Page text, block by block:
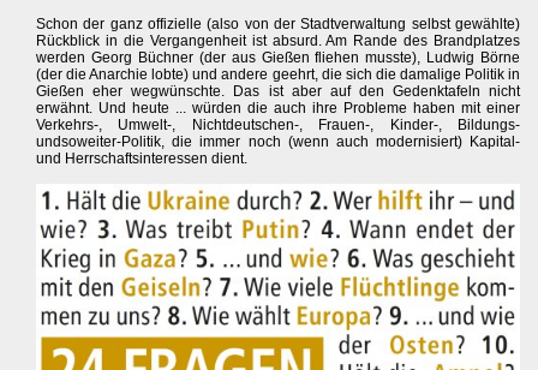
Schon der ganz offizielle (also von der Stadtverwaltung selbst gewählte)
Rückblick in die Vergangenheit ist absurd. Am Rande des Brandplatzes
werden Georg Büchner (der aus Gießen fliehen musste), Ludwig Börne
(der die Anarchie lobte) und andere geehrt, die sich die damalige Politik in
Gießen eher wegwünschte. Das ist aber auf den Gedenktafeln nicht
erwähnt. Und heute ... würden die auch ihre Probleme haben mit einer
Verkehrs-, Umwelt-, Nichtdeutschen-, Frauen-, Kinder-, Bildungs-
undsoweiter-Politik, die immer noch (wenn auch modernisiert) Kapital-
und Herrschaftsinteressen dient.